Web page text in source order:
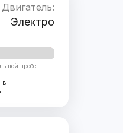
Двигатель:
Электро
пробег
в